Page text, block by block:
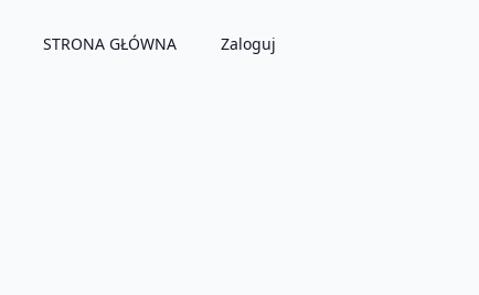
STRONA GŁÓWNA Zaloguj